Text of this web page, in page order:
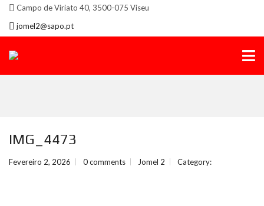
Campo de Viriato 40, 3500-075 Viseu
jomel2@sapo.pt
IMG_4473
Fevereiro 2, 2026 0 comments Jomel 2 Category: